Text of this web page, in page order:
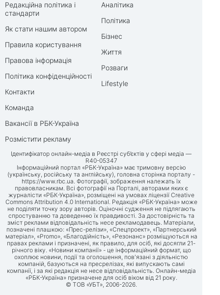
Редакційна політика і
стандарти
Як стати нашим автором
Правила користування
Правова інформація
Політика конфіденційності
Контакти
Команда
Вакансії в РБК-Україна
Розмістити рекламу
Аналітика
Політика
Бізнес
Життя
Розваги
Lifestyle
Ідентифікатор онлайн-медіа в Реєстрі суб’єктів у сфері медіа —
R40-05347
Інформаційний портал «РБК-Україна» має тримовну версію
(українську, російську та англійську), головна сторінка порталу -
https://www.rbc.ua. Фотографії, зображення належать їх
правовласникам. Всі фотографії на Порталі, авторами яких є
журналісти «РБК-Україна», розміщені на умовах ліцензії Creative
Commons Attribution 4.0 International. Редакція «РБК-Україна» може
не поділяти точку зору авторів. Оціночні судження не підлягають
спростуванню та доведенню їх правдивості. За достовірність та
зміст реклами відповідальність несе рекламодавець. Матеріали,
позначені плашкою: «Прес-релізи», «Спецпроект», «Партнерський
матеріал», «Promo», «Благодійність», «Резонанс» розміщуються на
правах реклами і призначені, як правило, для осіб, які досягли 21-
річного віку. «Новини компанії» - це інформаційний формат, що
охоплює новини, події та оголошення, пов'язані з діяльністю
компаній, базуються на пресрелізах, які випускають самі
компанії, і за які редакція не несе відповідальність. Онлайн-медіа
«РБК-Україна» призначене для осіб віком від 21 року.
© ТОВ «УБТ», 2006-2026.